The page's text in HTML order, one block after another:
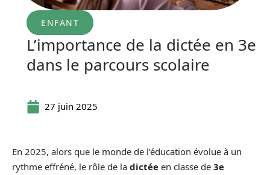
ENFANT
L’importance de la dictée en 3e
dans le parcours scolaire
27 juin 2025
En 2025, alors que le monde de l’éducation évolue à un
rythme effréné, le rôle de la dictée en classe de 3e